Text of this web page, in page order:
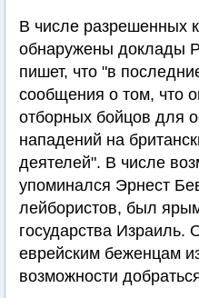
В числе разрешенных
обнаружены доклады
пишет, что "в
сообщения о том, что
отборных бойцов для
нападений на
деятелей". В числе
упоминался Эрнест
лейбористов, был
государства
еврейским беженцам
возможности